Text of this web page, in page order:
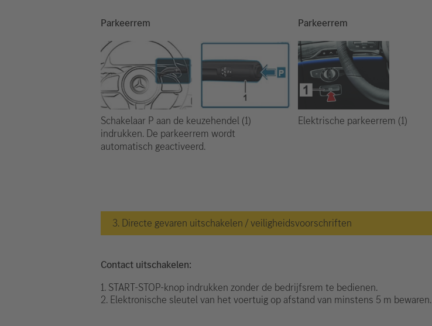
Parkeerrem
Schakelaar P aan de keuzehendel (1)
indrukken. De parkeerrem wordt
automatisch geactiveerd.
Parkeerrem
Elektrische parkeerrem (1)
3. Directe gevaren uitschakelen / veiligheidsvoorschriften
Contact uitschakelen:
1. START-STOP-knop indrukken zonder de bedrijfsrem te bedienen.
2. Elektronische sleutel van het voertuig op afstand van minstens 5 m bewaren.